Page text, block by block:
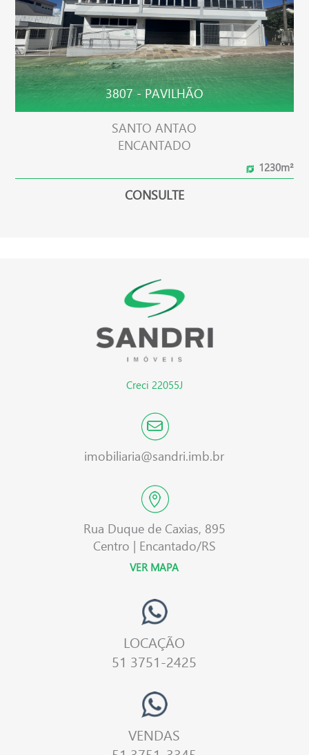
3807 - PAVILHÃO
SANTO ANTAO
ENCANTADO
1230m²
CONSULTE
Creci 22055J
imobiliaria@sandri.imb.br
Rua Duque de Caxias, 895
Centro | Encantado/RS
VER MAPA
LOCAÇÃO
51 3751-2425
VENDAS